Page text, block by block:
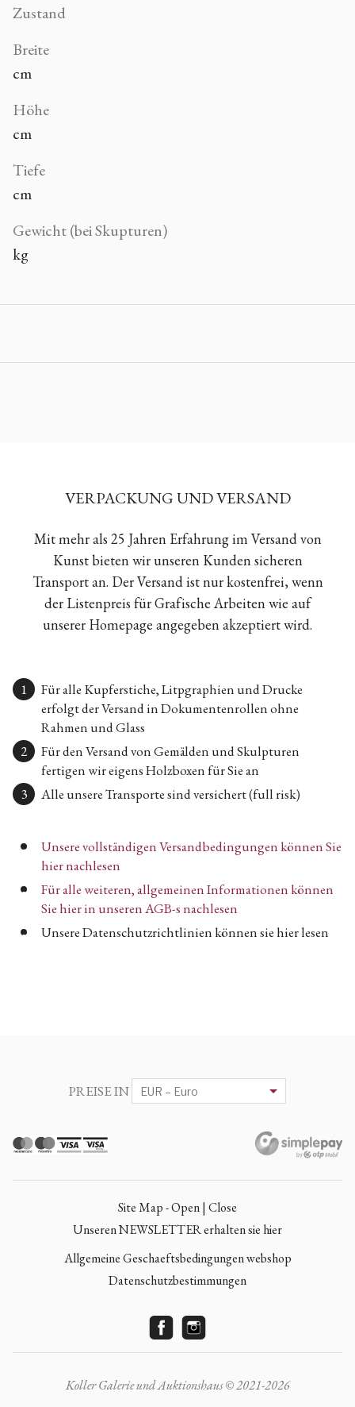
Zustand
Breite
cm
Höhe
cm
Tiefe
cm
Gewicht (bei Skupturen)
kg
VERPACKUNG UND VERSAND
Mit mehr als 25 Jahren Erfahrung im Versand von
Kunst bieten wir unseren Kunden sicheren
Transport an. Der Versand ist nur kostenfrei, wenn
der Listenpreis für Grafische Arbeiten wie auf
unserer Homepage angegeben akzeptiert wird.
Für alle Kupferstiche, Litpgraphien und Drucke
erfolgt der Versand in Dokumentenrollen ohne
Rahmen und Glass
Für den Versand von Gemälden und Skulpturen
fertigen wir eigens Holzboxen für Sie an
Alle unsere Transporte sind versichert (full risk)
Unsere vollständigen Versandbedingungen können Sie
hier nachlesen
Für alle weiteren, allgemeinen Informationen können
Sie hier in unseren AGB-s nachlesen
Unsere Datenschutzrichtlinien können sie hier lesen
PREISE IN
Site Map - Open | Close
Unseren NEWSLETTER erhalten sie hier
Allgemeine Geschaeftsbedingungen webshop
Datenschutzbestimmungen
Koller Galerie und Auktionshaus © 2021-2026